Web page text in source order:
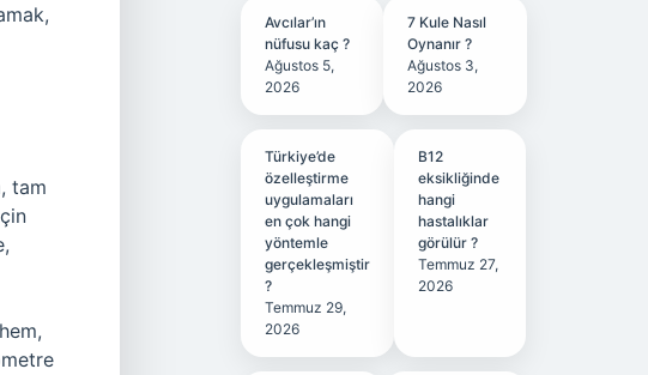
tam
Avcılar’ın
nüfusu kaç ?
Ağustos 5,
2026
7 Kule Nasıl
Oynanır ?
Ağustos 3,
2026
Türkiye’de
özelleştirme
uygulamaları
en çok hangi
yöntemle
gerçekleşmiştir
?
Temmuz 29,
2026
B12
eksikliğinde
hangi
hastalıklar
görülür ?
Temmuz 27,
2026